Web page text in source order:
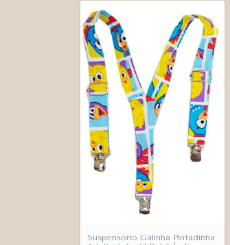
Suspensório Galinha Pintadinha